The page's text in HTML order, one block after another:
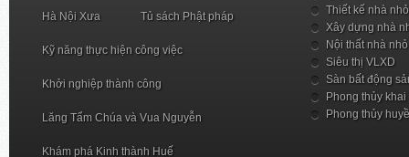
Hà Nội Xưa Tủ sách Phật pháp
Kỹ năng thực hiện công việc
Khởi nghiệp thành công
Lăng Tẩm Chúa và Vua Nguyễn
Khám phá Kinh thành Huế
Thiết kế nhà nhỏ
Xây dựng nhà
Nội thất nhà nhỏ
Siêu thị VLXD
Sàn bất động
Phong thủy khai
Phong thủy